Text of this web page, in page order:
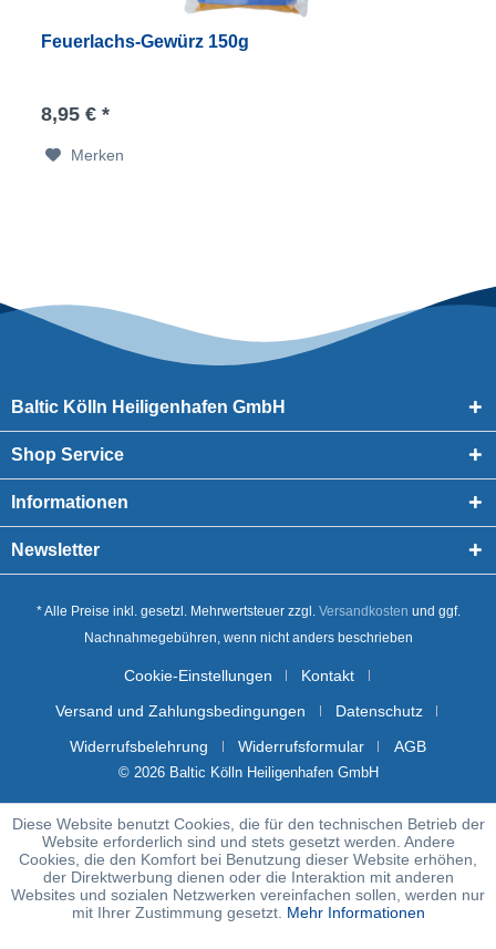
Feuerlachs-Gewürz 150g
8,95 € *
Merken
Baltic Kölln Heiligenhafen GmbH
Shop Service
Informationen
Newsletter
* Alle Preise inkl. gesetzl. Mehrwertsteuer zzgl. Versandkosten und ggf.
Nachnahmegebühren, wenn nicht anders beschrieben
Cookie-Einstellungen
Kontakt
Versand und Zahlungsbedingungen
Datenschutz
Widerrufsbelehrung
Widerrufsformular AGB
© 2026 Baltic Kölln Heiligenhafen GmbH
Diese Website benutzt Cookies, die für den technischen Betrieb der
Website erforderlich sind und stets gesetzt werden. Andere
Cookies, die den Komfort bei Benutzung dieser Website erhöhen,
der Direktwerbung dienen oder die Interaktion mit anderen
Websites und sozialen Netzwerken vereinfachen sollen, werden nur
mit Ihrer Zustimmung gesetzt. Mehr Informationen